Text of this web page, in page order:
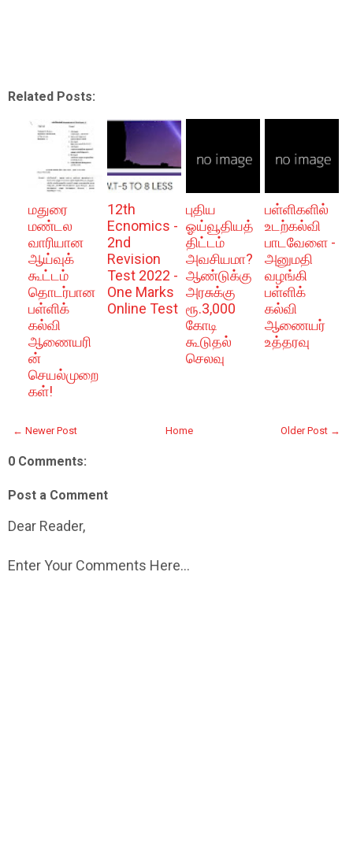
Related Posts:
மதுரை
மண்டல
வாரியான
ஆய்வுக்
கூட்டம்
தொடர்பான
பள்ளிக்
கல்வி
ஆணையரி
ன்
செயல்முறை
கள்!
12th
Ecnomics -
2nd
Revision
Test 2022 -
One Marks
Online Test
புதிய
ஓய்வூதியத்
திட்டம்
அவசியமா?
ஆண்டுக்கு
அரசுக்கு
ரூ.3,000
கோடி
கூடுதல்
செலவு
பள்ளிகளில்
உடற்கல்வி
பாடவேளை -
அனுமதி
வழங்கி
பள்ளிக்
கல்வி
ஆணையர்
உத்தரவு
← Newer Post Older Post →
Home
0 Comments:
Post a Comment
Dear Reader,
Enter Your Comments Here...